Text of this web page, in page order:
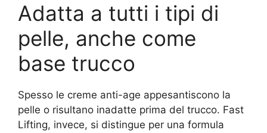
Adatta a tutti i tipi di
pelle, anche come
base trucco
Spesso le creme anti-age appesantiscono la
pelle o risultano inadatte prima del trucco. Fast
Lifting, invece, si distingue per una formula